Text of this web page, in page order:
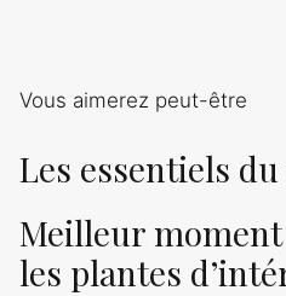
Vous aimerez peut-être
Les essentiels
Meilleur
les plantes